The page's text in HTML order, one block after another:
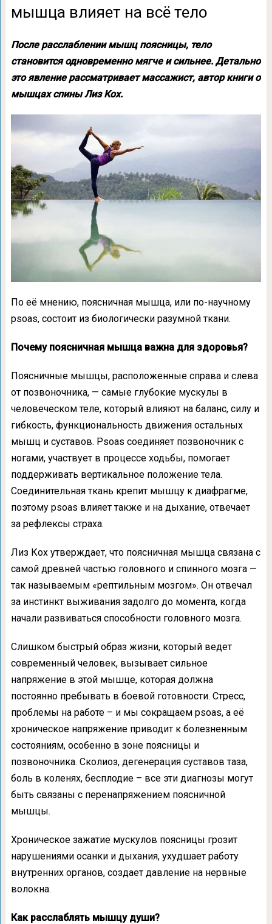
мышца влияет на всё тело
После расслаблении мышц поясницы, тело
становится одновременно мягче и сильнее. Детально
это явление рассматривает массажист, автор книги о
мышцах спины Лиз Кох.
По её мнению, поясничная мышца, или по-научному
psoas, состоит из биологически разумной ткани.
Почему поясничная мышца важна для здоровья?
Поясничные мышцы, расположенные справа и слева
от позвоночника, — самые глубокие мускулы в
человеческом теле, который влияют на баланс, силу и
гибкость, функциональность движения остальных
мышц и суставов. Psoas соединяет позвоночник с
ногами, участвует в процессе ходьбы, помогает
поддерживать вертикальное положение тела.
Соединительная ткань крепит мышцу к диафрагме,
поэтому psoas влияет также и на дыхание, отвечает
за рефлексы страха.
Лиз Кох утверждает, что поясничная мышца связана с
самой древней частью головного и спинного мозга —
так называемым «рептильным мозгом». Он отвечал
за инстинкт выживания задолго до момента, когда
начали развиваться способности головного мозга.
Слишком быстрый образ жизни, который ведет
современный человек, вызывает сильное
напряжение в этой мышце, которая должна
постоянно пребывать в боевой готовности. Стресс,
проблемы на работе – и мы сокращаем psoas, а её
хроническое напряжение приводит к болезненным
состояниям, особенно в зоне поясницы и
позвоночника. Сколиоз, дегенерация суставов таза,
боль в коленях, бесплодие – все эти диагнозы могут
быть связаны с перенапряжением поясничной
мышцы.
Хроническое зажатие мускулов поясницы грозит
нарушениями осанки и дыхания, ухудшает работу
внутренних органов, создает давление на нервные
волокна.
Как расслаблять мышцу души?